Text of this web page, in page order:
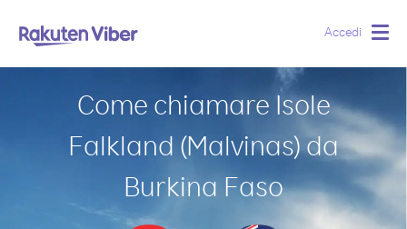
Accedi
Come chiamare Isole
Falkland (Malvinas) da
Burkina Faso